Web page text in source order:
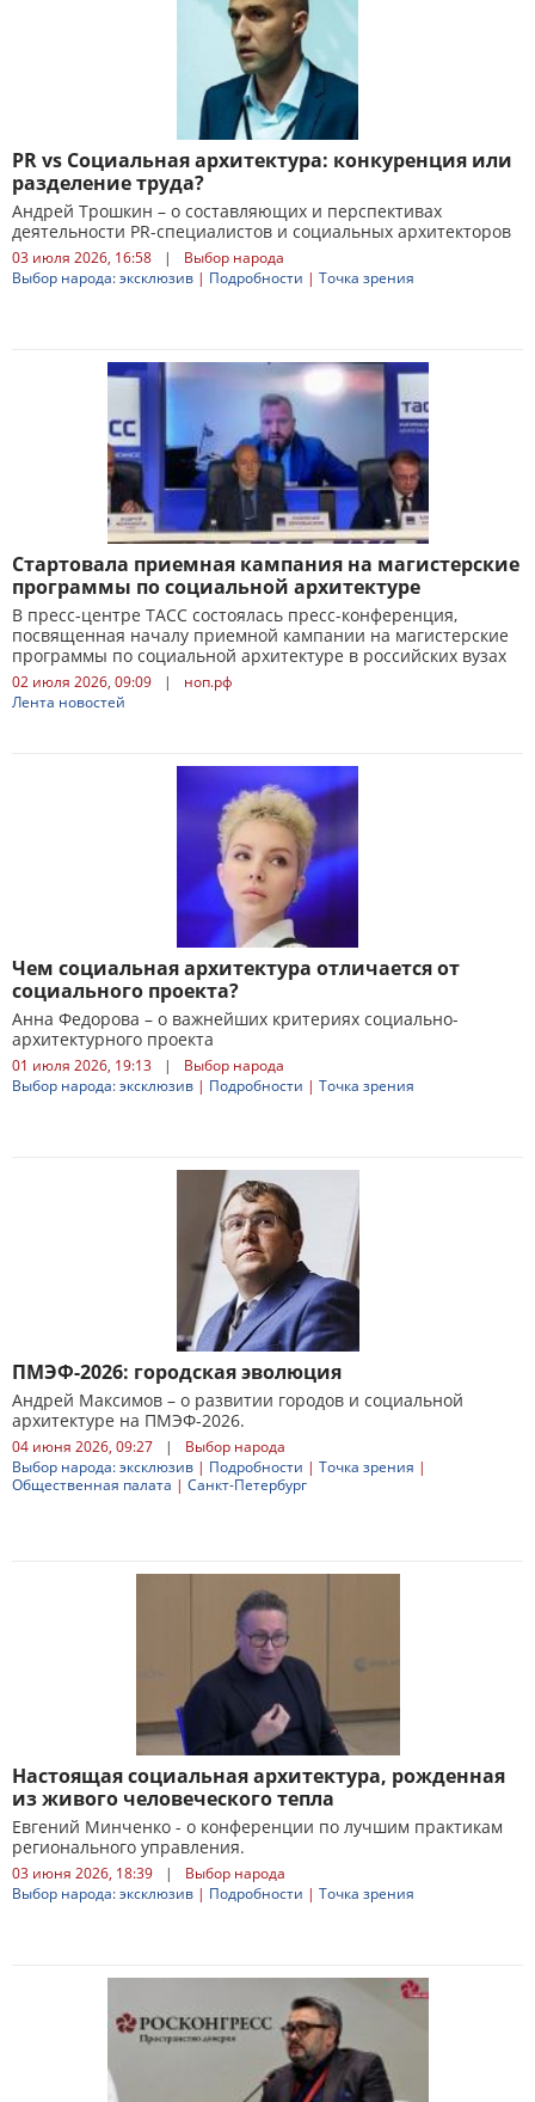
PR vs Социальная архитектура: конкуренция или
разделение труда?
Андрей Трошкин – о составляющих и перспективах
деятельности PR-специалистов и социальных архитекторов
03 июля 2026, 16:58 |
Выбор народа
Выбор народа: эксклюзив | Подробности | Точка зрения
Стартовала приемная кампания на магистерские
программы по социальной архитектуре
В пресс-центре ТАСС состоялась пресс-конференция,
посвященная началу приемной кампании на магистерские
программы по социальной архитектуре в российских вузах
02 июля 2026, 09:09 |
ноп.рф
Лента новостей
Чем социальная архитектура отличается от
социального проекта?
Анна Федорова – о важнейших критериях социально-
архитектурного проекта
01 июля 2026, 19:13 |
Выбор народа
Выбор народа: эксклюзив | Подробности | Точка зрения
ПМЭФ-2026: городская эволюция
Андрей Максимов – о развитии городов и социальной
архитектуре на ПМЭФ-2026.
04 июня 2026, 09:27 |
Выбор народа
Выбор народа: эксклюзив | Подробности | Точка зрения |
Общественная палата | Санкт-Петербург
Настоящая социальная архитектура, рожденная
из живого человеческого тепла
Евгений Минченко - о конференции по лучшим практикам
регионального управления.
03 июня 2026, 18:39 |
Выбор народа
Выбор народа: эксклюзив | Подробности | Точка зрения